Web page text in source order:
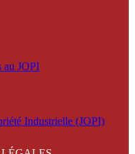
au JOPI
Industrielle (JOPI)